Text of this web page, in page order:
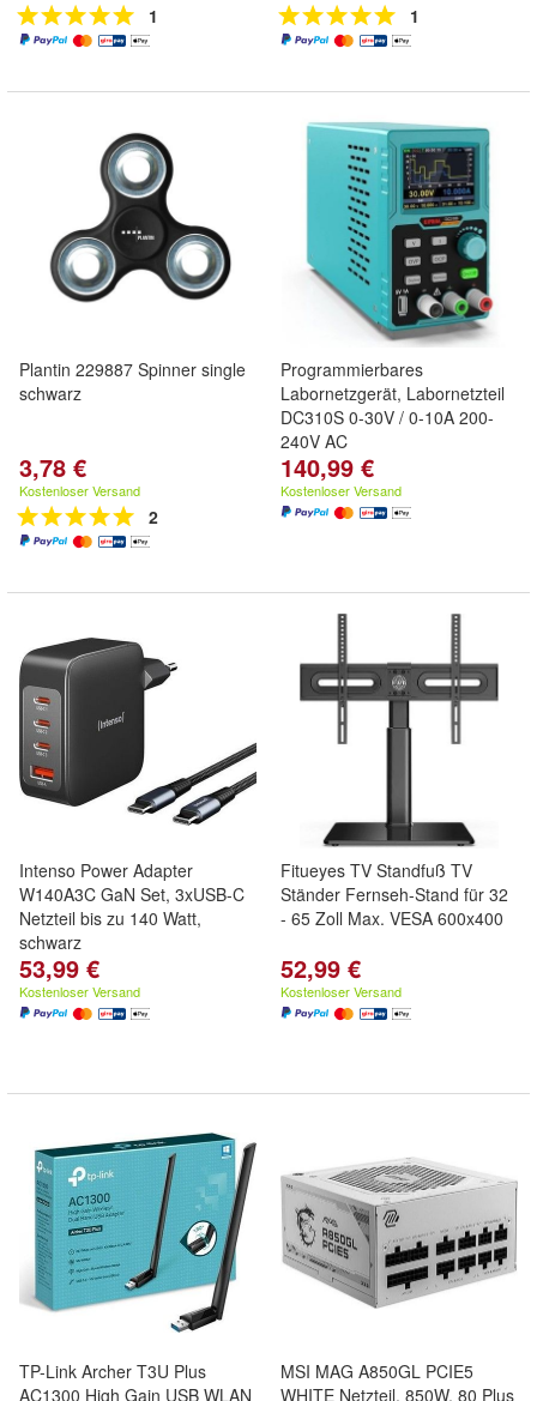
1 1
Plantin 229887 Spinner single
schwarz
3,78 €
Kostenloser Versand
2
Programmierbares
Labornetzgerät, Labornetzteil
DC310S 0-30V / 0-10A 200-
240V AC
140,99 €
Kostenloser Versand
Intenso Power Adapter
W140A3C GaN Set, 3xUSB-C
Netzteil bis zu 140 Watt,
schwarz
53,99 €
Kostenloser Versand
Fitueyes TV Standfuß TV
Ständer Fernseh-Stand für 32
- 65 Zoll Max. VESA 600x400
52,99 €
Kostenloser Versand
TP-Link Archer T3U Plus
AC1300 High Gain USB WLAN
MSI MAG A850GL PCIE5
WHITE Netzteil, 850W, 80 Plus